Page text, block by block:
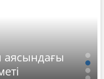
аясындағы